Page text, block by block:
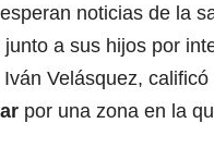
noticias de la
a sus hijos por
Velásquez, calificó
por una zona en la